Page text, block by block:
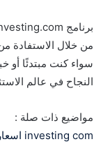
برنامج Investing.com هو أداة قوية للمستثمرين الذين يسعون للحصول على معلومات دقيقة وموثوقة عن الأسواق المالية.
من خلال الاستفادة من
النجاح في عالم
مواضيع ذات صلة :
investing com اسعار العملات الحالية